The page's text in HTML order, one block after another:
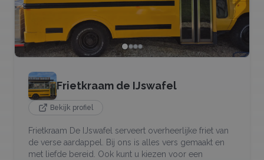
Frietkraam de IJswafel
Bekijk profiel
Frietkraam De IJswafel serveert overheerlijke friet van
de verse aardappel. Bij ons is alles vers gemaakt en
met liefde bereid. Ook kunt u kiezen voor een